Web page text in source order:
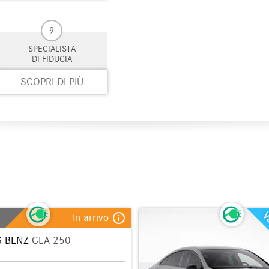
9
SPECIALISTA
DI FIDUCIA
SCOPRI DI PIÙ
In arrivo info_outline
BENZCLA 250